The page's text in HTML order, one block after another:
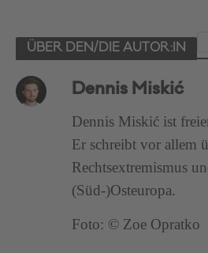
ÜBER DEN/DIE AUTOR:IN
Dennis Miskić
Dennis Miskić ist
Er schreibt vor allem
Rechtsextremismus
(Süd-)Osteuropa.
Foto: © Zoe Opratko